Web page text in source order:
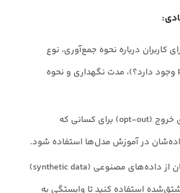
کاربران درباره نحوه جمع‌آوری، نوع
داده‌ها (آیا PII وجود دارد؟)، مدت نگهداری و نحوه
ارائه گزینه‌های خروج (opt-out) برای کسانی که
در آموزش مدل‌ها استفاده شود.
در صورت امکان از داده‌های مصنوعی (synthetic data)
استفاده کنید تا وابستگی به